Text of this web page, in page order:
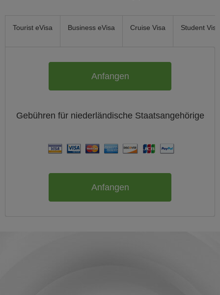
Tourist eVisa Business eVisa Cruise Visa Student Visa
Anfangen
Gebühren für niederländische Staatsangehörige
Anfangen